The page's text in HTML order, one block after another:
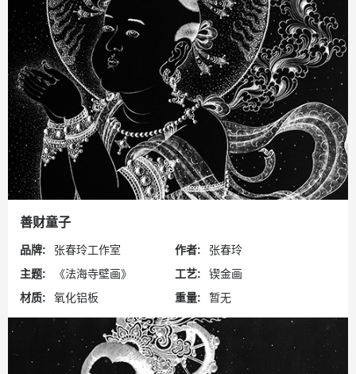
善财童子
品牌:
张春玲工作室
主题:
《法海寺壁画》
材质:
氧化铝板
作者:
张春玲
工艺:
锲金画
重量:
暂无